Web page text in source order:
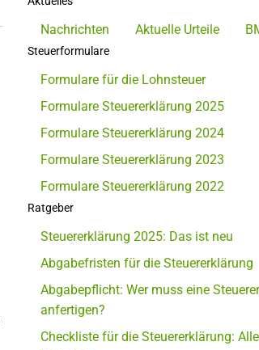
Nachrichten Aktuelle Urteile
Steuerformulare
Formulare für die Lohnsteuer
Formulare Steuererklärung 2025
Formulare Steuererklärung 2024
Formulare Steuererklärung 2023
Formulare Steuererklärung 2022
Ratgeber
Steuererklärung 2025: Das ist neu
Abgabefristen für die Steuererklärung
Abgabepflicht: Wer muss eine
anfertigen?
Checkliste für die Steuererklärung: